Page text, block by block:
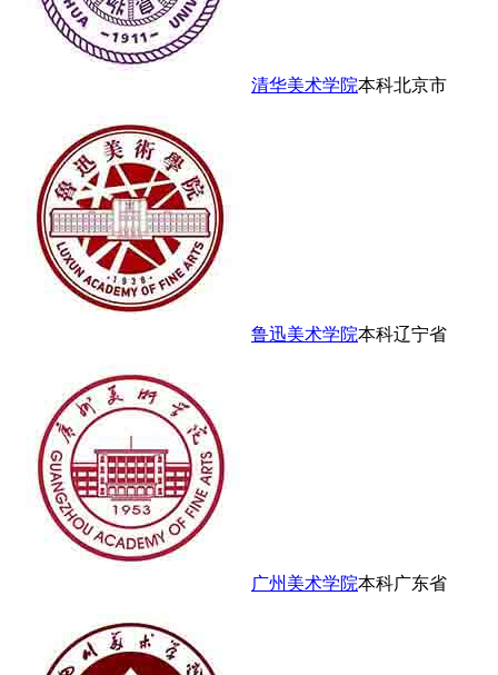
清华美术学院本科北京市
鲁迅美术学院本科辽宁省
广州美术学院本科广东省